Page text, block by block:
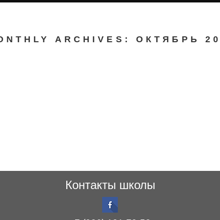
ARCHIVES: ОКТЯБРЬ
Контакты школы